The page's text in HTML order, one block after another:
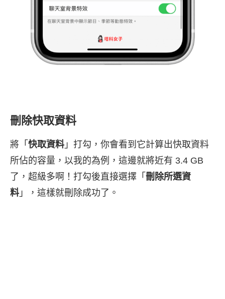
刪除快取資料
將「 快取資料」打勾，你會看到它計算出快取資料
所佔的容量，以我的為例，這邊就將近有 3.4 GB
了，超級多啊！打勾後直接選擇「 刪除所選資
料」，這樣就刪除成功了。